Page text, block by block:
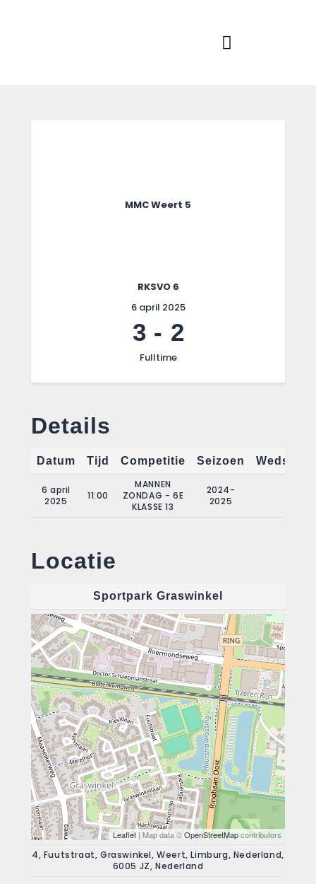
MMC Weert 5
RKSVO 6
6 april 2025
3- 2
Fulltime
Details
Datum Tijd Competitie Seizoen
6 april
2025
11:00
MANNEN
ZONDAG - 6E
KLASSE 13
2024-
2025
Locatie
Sportpark Graswinkel
Leaflet | Map data ©OpenStreetMapcontributors
4, Fuutstraat, Graswinkel, Weert, Limburg, Nederland,
6005 JZ, Nederland